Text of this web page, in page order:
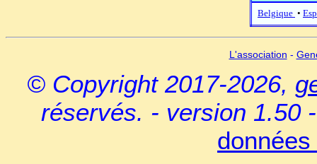
Belgique •
L'association -
© Copyright 2017-2026,
réservés. - version 1.50